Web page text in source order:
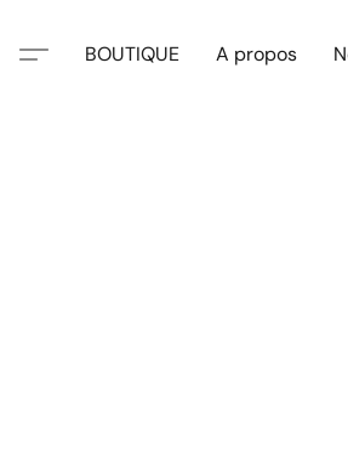
BOUTIQUE A propos